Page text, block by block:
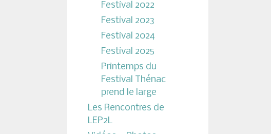
Festival 2022
Festival 2023
Festival 2024
Festival 2025
Printemps du
Festival Thénac
prend le large
Les Rencontres de
LEP2L